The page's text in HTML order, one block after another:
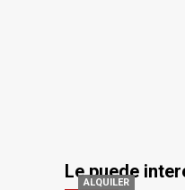
Le puede
ALQUILER